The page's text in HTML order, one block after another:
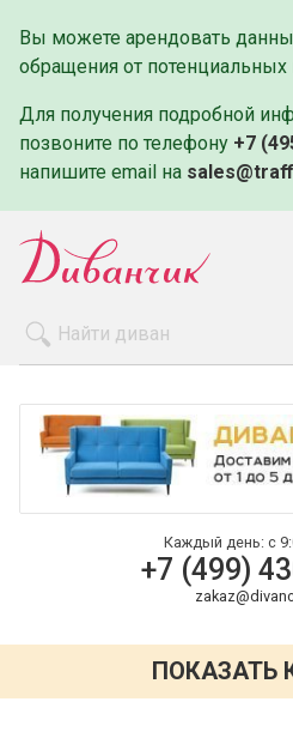
Вы можете арендовать
обращения от потенциальных
Для получения подробной
позвоните по телефону +7
напишите email на
Оплата и
Каждый день: с
+7 (499)
ПОКАЗАТЬ